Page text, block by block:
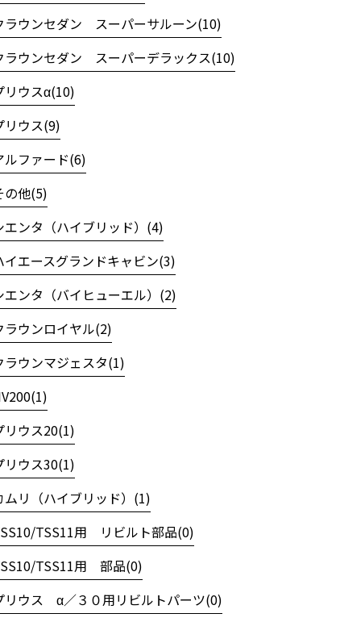
ラウンセダン スーパーサルーン(10)
ラウンセダン スーパーデラックス(10)
リウスα(10)
リウス(9)
ルファード(6)
の他(5)
エンタ（ハイブリッド）(4)
イエースグランドキャビン(3)
エンタ（バイヒューエル）(2)
ラウンロイヤル(2)
ラウンマジェスタ(1)
リウス20(1)
リウス30(1)
ムリ（ハイブリッド）(1)
TSS11用 リビルト部品(0)
TSS11用 部品(0)
リウス α／３０用リビルトパーツ(0)